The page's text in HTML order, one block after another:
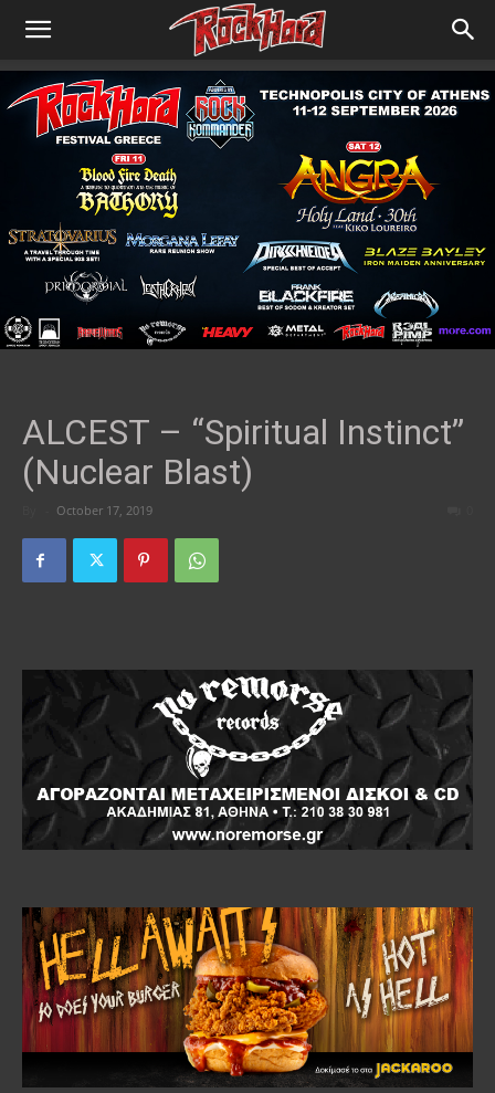
ALCEST – “Spiritual Instinct”
(Nuclear Blast)
October 17, 2019